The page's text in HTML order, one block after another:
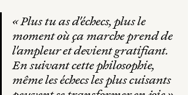
« Plus tu as d'échecs, plus le
moment où ça marche prend de
l'ampleur et devient gratifiant.
En suivant cette philosophie,
même les échecs les plus cuisants